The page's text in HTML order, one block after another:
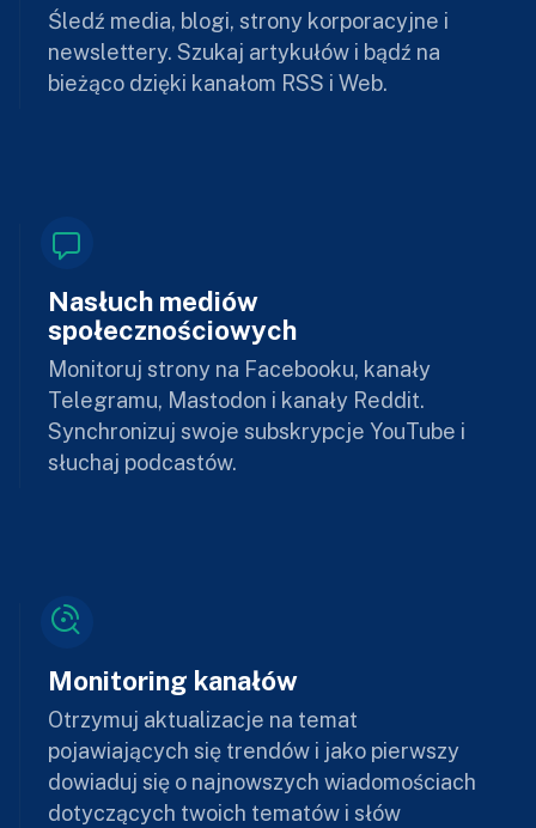
Śledź media, blogi, strony korporacyjne i
newslettery. Szukaj artykułów i bądź na
bieżąco dzięki kanałom RSS i Web.
Nasłuch mediów
społecznościowych
Monitoruj strony na Facebooku, kanały
Telegramu, Mastodon i kanały Reddit.
Synchronizuj swoje subskrypcje YouTube i
słuchaj podcastów.
Monitoring kanałów
Otrzymuj aktualizacje na temat
pojawiających się trendów i jako pierwszy
dowiaduj się o najnowszych wiadomościach
dotyczących twoich tematów i słów